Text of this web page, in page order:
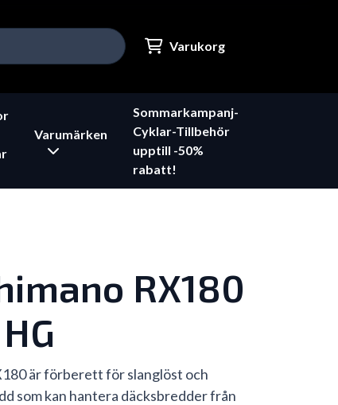
Varukorg
Varumärken
Sommarkampanj-
Cyklar-Tillbehör
upptill -50%
rabatt!
RX180
är förberett för slanglöst och
som kan hantera däcksbredder från